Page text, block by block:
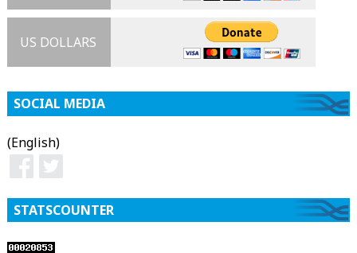
US DOLLARS
SOCIAL MEDIA
(English)
STATSCOUNTER